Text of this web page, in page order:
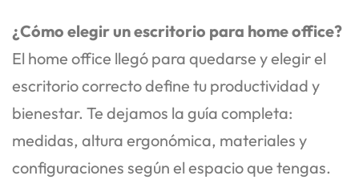
¿Cómo elegir un escritorio para home office?
El home office llegó para quedarse y elegir el
escritorio correcto define tu productividad y
bienestar. Te dejamos la guía completa:
medidas, altura ergonómica, materiales y
configuraciones según el espacio que tengas.